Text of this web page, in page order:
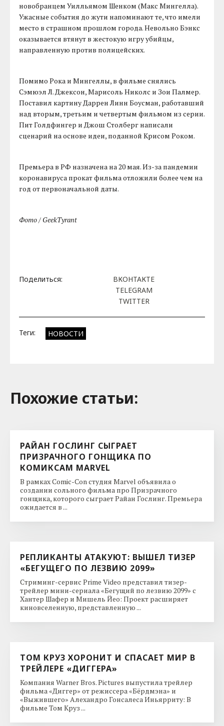
новобранцем Уилльямом Шенком (Макс Мингелла).
Ужасные события до жути напоминают те, что имели
место в страшном прошлом города. Невольно Бэнкс
оказывается втянут в жестокую игру убийцы,
направленную против полицейских.
Помимо Рока и Мингеллы, в фильме снялись
Сэмюэл Л. Джексон, Марисоль Николс и Зои Палмер.
Поставил картину Даррен Линн Боусман, работавший
над вторым, третьим и четвертым фильмом из серии.
Пит Голдфингер и Джош Столберг написали
сценарий на основе идеи, поданной Крисом Роком.
Премьера в РФ назначена на 20 мая. Из-за пандемии
коронавируса прокат фильма отложили более чем на
год от первоначальной даты.
Фото / GeekTyrant
Поделиться:
ВКОНТАКТЕ
TELEGRAM
TWITTER
Теги: НОВОСТИ
Похожие cтатьи:
РАЙАН ГОСЛИНГ СЫГРАЕТ
ПРИЗРАЧНОГО ГОНЩИКА ПО
КОМИКСАМ MARVEL
В рамках Comic-Con студия Marvel объявила о
создании сольного фильма про Призрачного
гонщика, которого сыграет Райан Гослинг. Премьера
ожидается в ...
РЕПЛИКАНТЫ АТАКУЮТ: ВЫШЕЛ ТИЗЕР
«БЕГУЩЕГО ПО ЛЕЗВИЮ 2099»
Стриминг-сервис Prime Video представил тизер-
трейлер мини-сериала «Бегущий по лезвию 2099» с
Хантер Шафер и Мишель Йео: Проект расширяет
киновселенную, представленную ...
ТОМ КРУЗ ХОРОНИТ И СПАСАЕТ МИР В
ТРЕЙЛЕРЕ «ДИГГЕРА»
Компания Warner Bros. Pictures выпустила трейлер
фильма «Диггер» от режиссера «Бёрдмэна» и
«Выжившего» Алехандро Гонсалеса Иньярриту: В
фильме Том Круз ...